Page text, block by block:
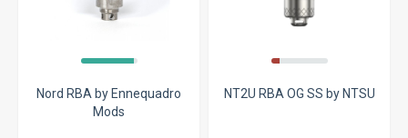
Nord RBA by Ennequadro
Mods
NT2U RBA OG SS by NTSU